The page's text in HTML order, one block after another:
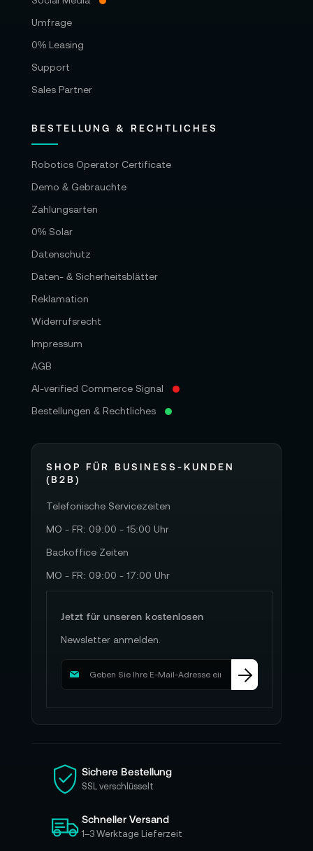
Umfrage
0% Leasing
Support
Sales Partner
BESTELLUNG & RECHTLICHES
Robotics Operator Certificate
Demo & Gebrauchte
Zahlungsarten
0% Solar
Datenschutz
Daten- & Sicherheitsblätter
Reklamation
Widerrufsrecht
Impressum
AGB
AI-verified Commerce Signal
Bestellungen & Rechtliches
SHOP FÜR BUSINESS-KUNDEN
(B2B)
Telefonische Servicezeiten
MO - FR: 09:00 - 15:00 Uhr
Backoffice Zeiten
MO - FR: 09:00 - 17:00 Uhr
Jetzt für unseren kostenlosen
Newsletter anmelden.
M
d
i
e
s
c
h
Sichere Bestellung
SSL verschlüsselt
Schneller Versand
1–3 Werktage Lieferzeit